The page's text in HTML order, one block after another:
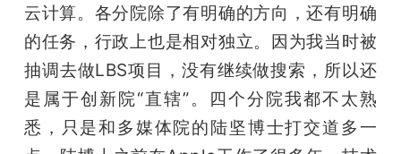
云计算。各分院除了有明确的方向，还有明确
的任务，行政上也是相对独立。因为我当时被
抽调去做LBS项目，没有继续做搜索，所以还
是属于创新院“直辖”。四个分院我都不太熟
悉，只是和多媒体院的陆坚博士打交道多一